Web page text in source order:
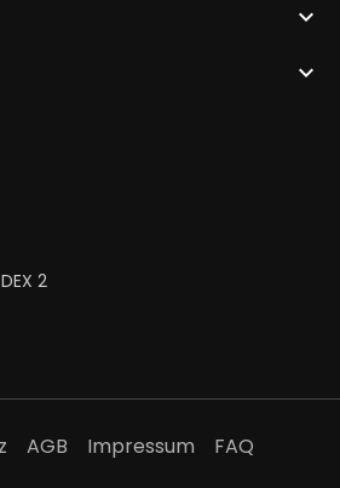


2
AGB Impressum FAQ